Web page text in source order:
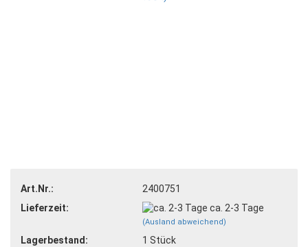
Art.Nr.:
2400751
Lieferzeit:
ca. 2-3 Tage
(Ausland abweichend)
Lagerbestand: 1 Stück